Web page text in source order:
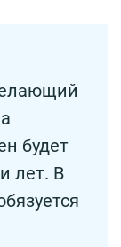
будет
лет. В